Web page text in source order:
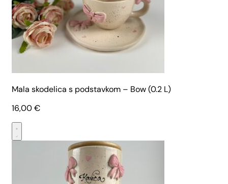
Mala skodelica s podstavkom – Bow (0.2 L)
16,00€